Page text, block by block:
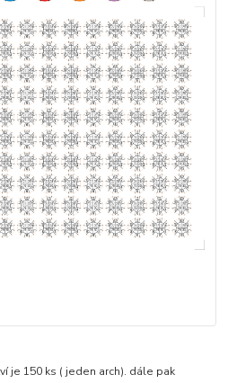
je 150 ks ( jeden arch). dále pak